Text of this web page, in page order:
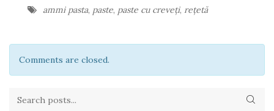
ammi pasta, paste, paste cu creveți, rețetă
Comments are closed.